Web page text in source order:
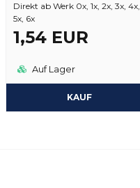
Direkt ab Werk 0x, 1x, 2x, 3x, 4x,
5x, 6x
1,54 EUR
Auf Lager
KAUF